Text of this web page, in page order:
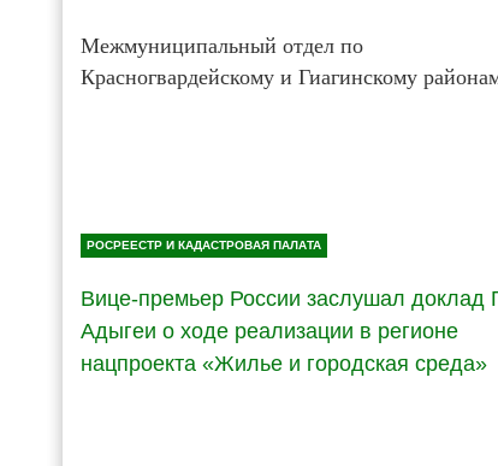
Межмуниципальный отдел по
Красногвардейскому и Гиагинскому
РОСРЕЕСТР И КАДАСТРОВАЯ ПАЛАТА
Вице-премьер России заслушал доклад
Адыгеи о ходе реализации в регионе
нацпроекта «Жилье и городская среда»